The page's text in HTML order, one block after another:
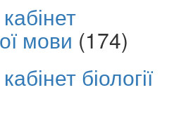
мови (174)
біології